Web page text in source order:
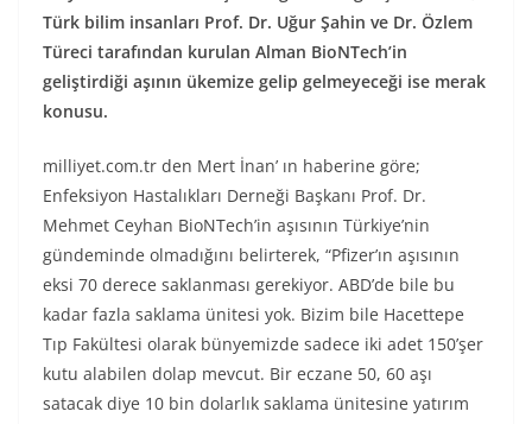
Türk bilim insanları Prof. Dr. Uğur Şahin ve Dr. Özlem
Türeci tarafından kurulan Alman BioNTech’in
geliştirdiği aşının ükemize gelip gelmeyeceği ise merak
konusu.
milliyet.com.tr den Mert İnan’ ın haberine göre;
Enfeksiyon Hastalıkları Derneği Başkanı Prof. Dr.
Mehmet Ceyhan BioNTech’in aşısının Türkiye’nin
gündeminde olmadığını belirterek, “Pfizer’ın aşısının
eksi 70 derece saklanması gerekiyor. ABD’de bile bu
kadar fazla saklama ünitesi yok. Bizim bile Hacettepe
Tıp Fakültesi olarak bünyemizde sadece iki adet 150’şer
kutu alabilen dolap mevcut. Bir eczane 50, 60 aşı
satacak diye 10 bin dolarlık saklama ünitesine yatırım